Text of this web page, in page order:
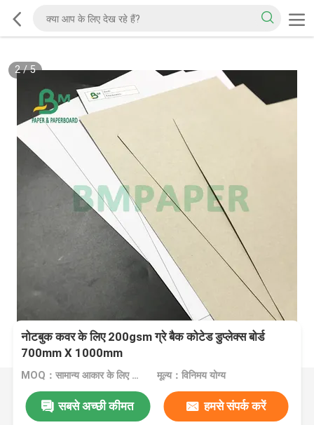
2/5
नोटबुक कवर के लिए 200gsm ग्रे बैक कोटेड डुप्लेक्स बोर्ड
700mm X 1000mm
MOQ：सामान्य आकार के लिए 1 टन या विशेष आकार के लिए 10 टन मूल्य：विनिमय योग्य
सबसे अच्छी कीमत हमसे संपर्क करें